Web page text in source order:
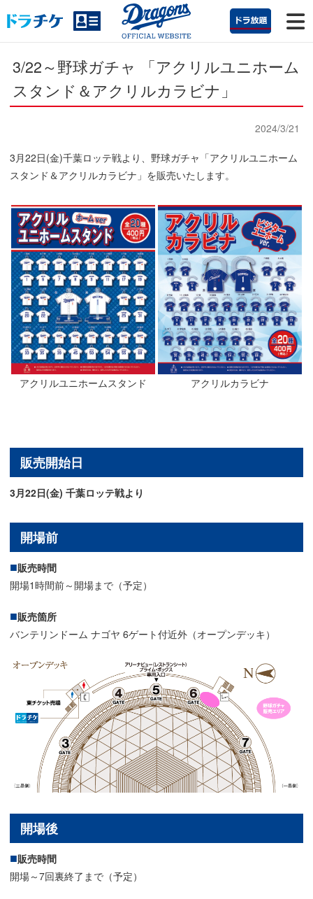
3/22～野球ガチャ 「アクリルユニホーム
スタンド＆アクリルカラビナ」
2024/3/21
3月22日(金)千葉ロッテ戦より、野球ガチャ「アクリルユニホーム
スタンド＆アクリルカラビナ」を販売いたします。
アクリルユニホームスタンド アクリルカラビナ
販売開始日
3月22日(金) 千葉ロッテ戦より
開場前
販売時間
開場1時間前～開場まで（予定）
販売箇所
バンテリンドーム ナゴヤ 6ゲート付近外（オープンデッキ）
開場後
販売時間
開場～7回裏終了まで（予定）